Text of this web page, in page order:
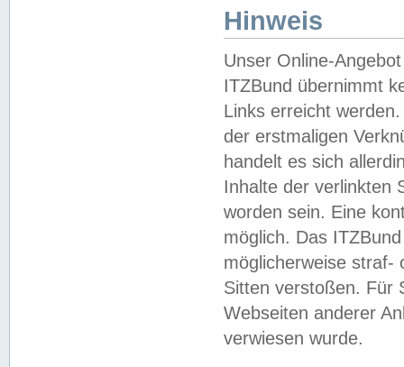
Hinweis
Unser Online-
ITZBund übernimmt
Links erreicht
der erstmaligen
handelt es sich
Inhalte der verlinkten
worden sein. Eine
möglich. Das
möglicherweise straf-
Sitten verstoßen. Für
Webseiten anderer
verwiesen wurde.